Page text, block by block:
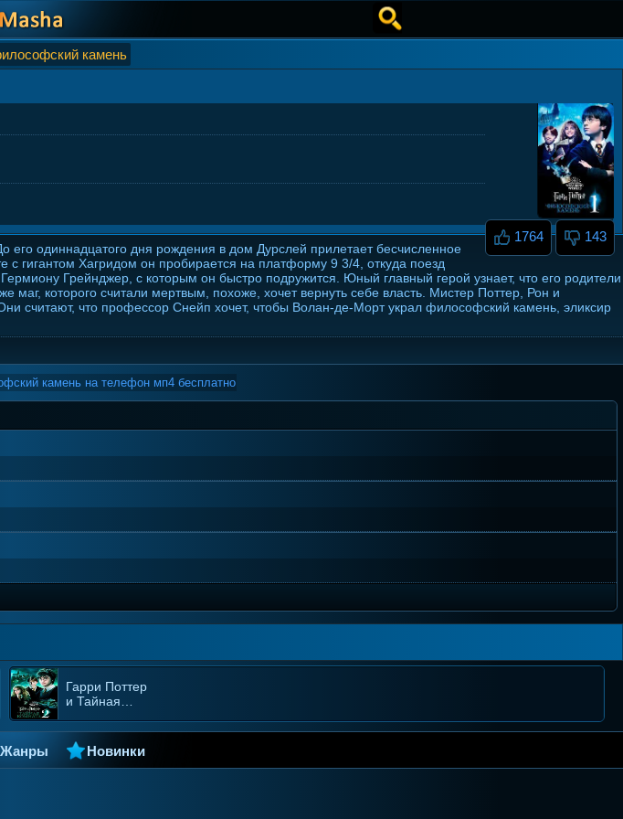
камень
1764 143
его одиннадцатого дня рождения в дом Дурслей прилетает бесчисленное
с гигантом Хагридом он пробирается на платформу 9 3/4, откуда поезд
Грейнджер, с которым он быстро подружится. Юный главный герой узнает, что его родители
которого считали мертвым, похоже, хочет вернуть себе власть. Мистер Поттер, Рон и
считают, что профессор Снейп хочет, чтобы Волан-де-Морт украл философский камень, эликсир
камень на телефон мп4 бесплатно
Гарри Поттер
и Тайная
Жанры Новинки